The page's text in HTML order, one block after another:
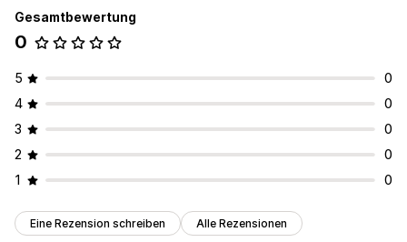
Gesamtbewertung
0
5
0
4
0
3
0
2
0
1
0
Eine Rezension schreiben Alle Rezensionen